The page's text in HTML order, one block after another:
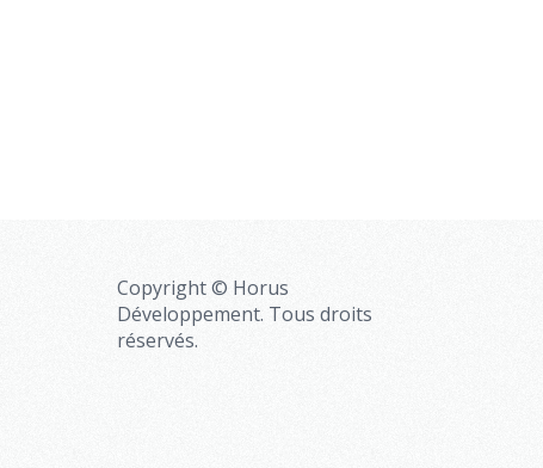
Copyright © Horus
Développement. Tous droits
réservés.